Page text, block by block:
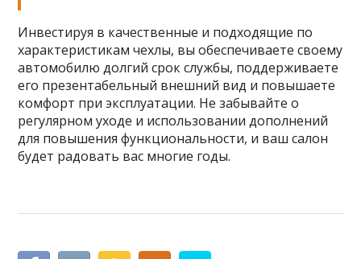
Инвестируя в качественные и подходящие по
характеристикам чехлы, вы обеспечиваете своему
автомобилю долгий срок службы, поддерживаете
его презентабельный внешний вид и повышаете
комфорт при эксплуатации. Не забывайте о
регулярном уходе и использовании дополнений
для повышения функциональности, и ваш салон
будет радовать вас многие годы.